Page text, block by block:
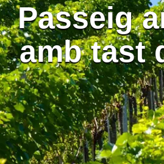
Passeig
amb tast